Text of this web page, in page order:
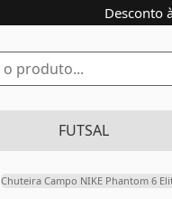
Desconto
FUTSAL
Chuteira Campo NIKE Phantom 6